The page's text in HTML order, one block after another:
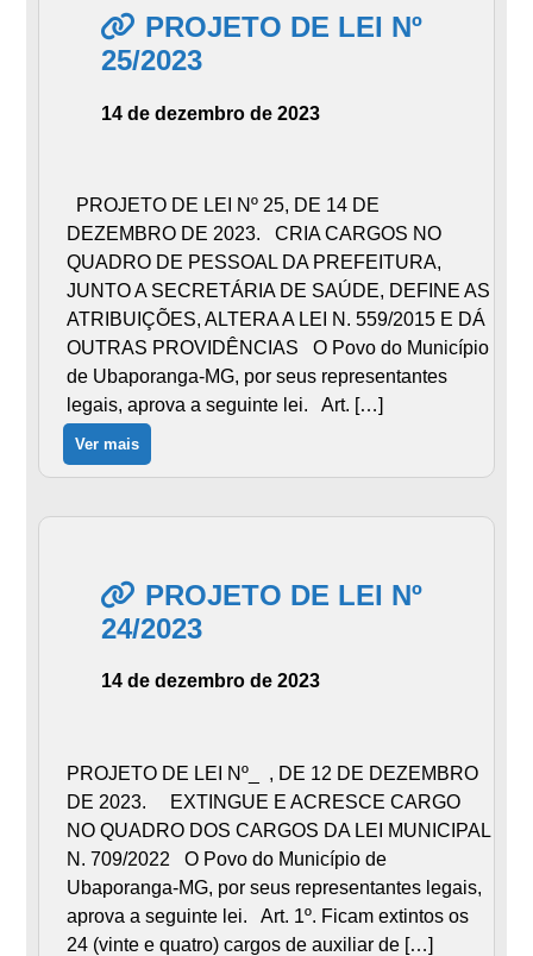
PROJETO DE LEI Nº
25/2023
14 de dezembro de 2023
PROJETO DE LEI Nº 25, DE 14 DE
DEZEMBRO DE 2023. CRIA CARGOS NO
QUADRO DE PESSOAL DA PREFEITURA,
JUNTO A SECRETÁRIA DE SAÚDE, DEFINE AS
ATRIBUIÇÕES, ALTERA A LEI N. 559/2015 E DÁ
OUTRAS PROVIDÊNCIAS O Povo do Município
de Ubaporanga-MG, por seus representantes
legais, aprova a seguinte lei. Art. […]
Ver mais
PROJETO DE LEI Nº
24/2023
14 de dezembro de 2023
PROJETO DE LEI Nº_ , DE 12 DE DEZEMBRO
DE 2023. EXTINGUE E ACRESCE CARGO
NO QUADRO DOS CARGOS DA LEI MUNICIPAL
N. 709/2022 O Povo do Município de
Ubaporanga-MG, por seus representantes legais,
aprova a seguinte lei. Art. 1º. Ficam extintos os
24 (vinte e quatro) cargos de auxiliar de […]